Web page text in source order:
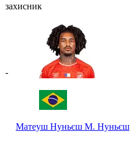
захисник
-
Матеуш Нуньєш М. Нуньєш